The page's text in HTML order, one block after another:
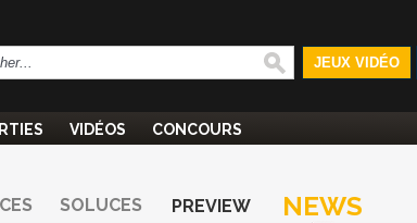
JEUX VIDÉO
VIDÉOS CONCOURS
SOLUCES PREVIEW NEWS